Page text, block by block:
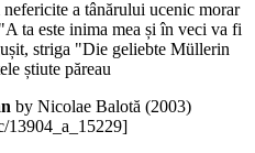
a tânărului ucenic morar
ta este inima mea și în veci va fi
striga "Die geliebte Müllerin
știute păreau
by Nicolae Balotă (2003)
13904_a_15229]